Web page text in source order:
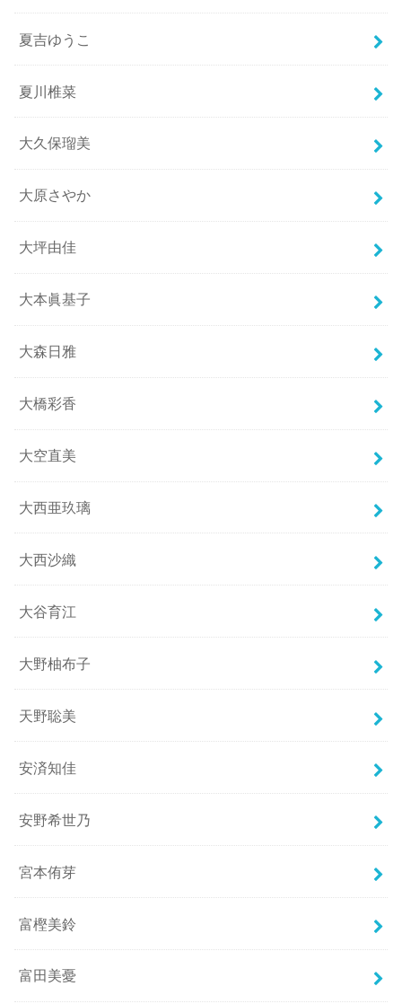
夏吉ゆうこ
夏川椎菜
大久保瑠美
大原さやか
大坪由佳
大本眞基子
大森日雅
大橋彩香
大空直美
大西亜玖璃
大西沙織
大谷育江
大野柚布子
天野聡美
安済知佳
安野希世乃
宮本侑芽
富樫美鈴
富田美憂